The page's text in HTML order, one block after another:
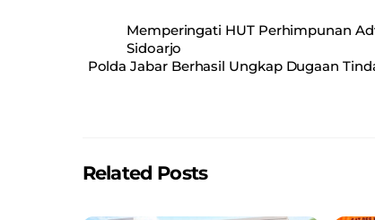
c
e
b
k
ai
l
at
s
A
ar
e
Memperingati HUT Perhimpunan
Sidoarjo
Polda Jabar Berhasil Ungkap Dugaan
Related Posts